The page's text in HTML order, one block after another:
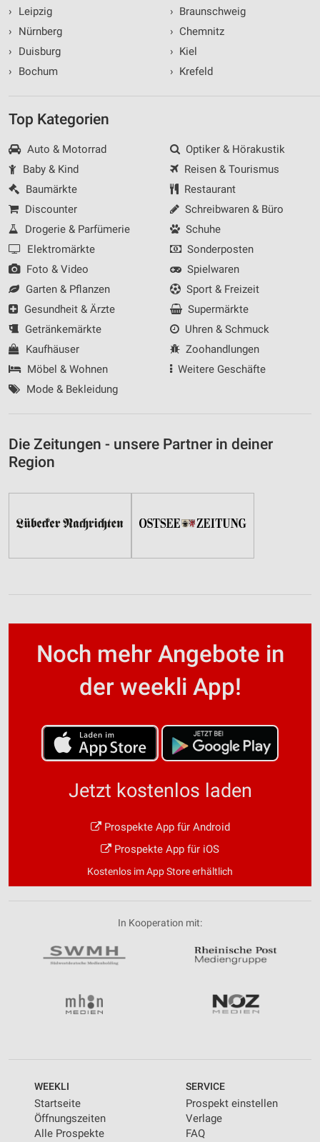
›
Leipzig
›
Nürnberg
›
Duisburg
›
Bochum
› Braunschweig
› Chemnitz
› Kiel
› Krefeld
Top Kategorien
Auto & Motorrad
Baby & Kind
Baumärkte
Discounter
Drogerie & Parfümerie
Elektromärkte
Foto & Video
Garten & Pflanzen
Gesundheit & Ärzte
Getränkemärkte
Kaufhäuser
Möbel & Wohnen
Mode & Bekleidung
Optiker & Hörakustik
Reisen & Tourismus
Restaurant
Schreibwaren & Büro
Schuhe
Sonderposten
Spielwaren
Sport & Freizeit
Supermärkte
Uhren & Schmuck
Zoohandlungen
Weitere Geschäfte
Die Zeitungen - unsere Partner in deiner
Region
Noch mehr Angebote in
der weekli App!
Jetzt kostenlos laden
Prospekte App für Android
Prospekte App für iOS
Kostenlos im App Store erhältlich
In Kooperation mit:
WEEKLI
Startseite
Öffnungszeiten
Alle Prospekte
SERVICE
Prospekt einstellen
Verlage
FAQ